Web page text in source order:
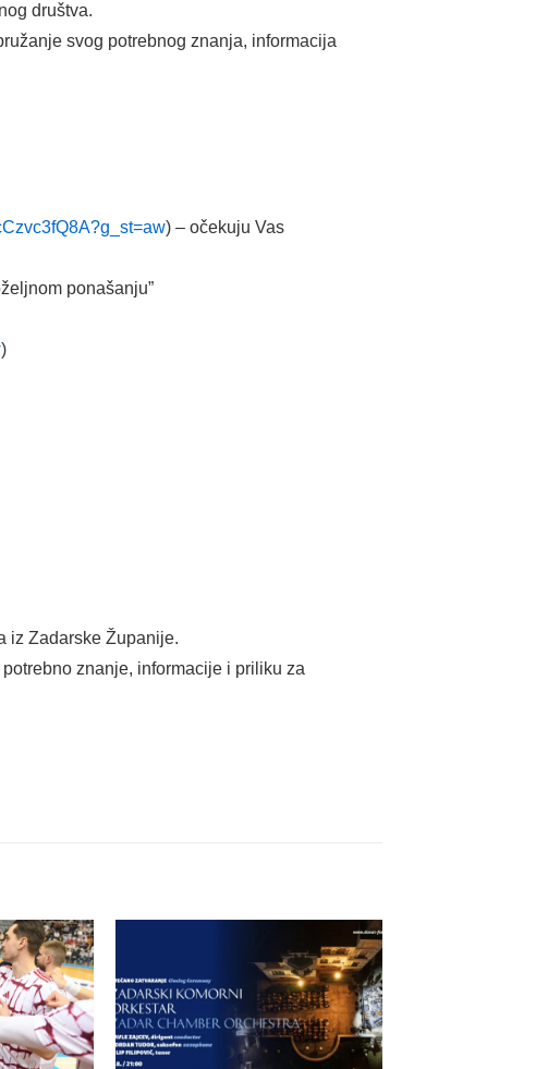
društva.
svog potrebnog znanja, informacija
) – očekuju Vas
ponašanju”
)
iz Zadarske Županije.
znanje, informacije i priliku za